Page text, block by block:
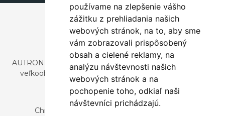
používame na zlepšenie vášho
zážitku z prehliadania našich
webových stránok, na to, aby sme
vám zobrazovali prispôsobený
obsah a cielené reklamy, na
analýzu návštevnosti našich
webových stránok a na
pochopenie toho, odkiaľ naši
návštevníci prichádzajú.
AUTRONIC, s.r.o. je spoločnosť zaoberajúca sa dovozom a
veľkoobchodným predajom dizajnového aj štýlového
nábytku a dekorácií.
Česká republika
Chrustenice 270, 267 12 Loděnice u Berouna